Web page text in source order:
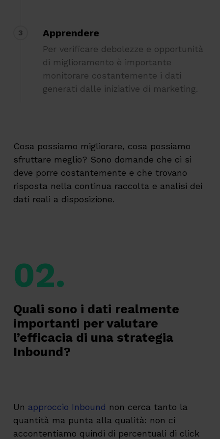
3 Apprendere
Per verificare debolezze e opportunità
di miglioramento è importante
monitorare costantemente i dati
generati dalle iniziative di marketing.
Cosa possiamo migliorare, cosa possiamo
sfruttare meglio? Sono domande che ci si
deve porre costantemente e che trovano
risposta nella continua raccolta e analisi dei
dati reali a disposizione.
02.
Quali sono i dati realmente
importanti per valutare
l’efficacia di una strategia
Inbound?
Un approccio Inbound non cerca tanto la
quantità ma punta alla qualità: non ci
accontentiamo quindi di percentuali di click